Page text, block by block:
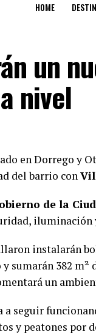
HOME
un
nivel
en Dorrego y
del barrio con
de la
iluminación
instalarán
sumarán 382 m²
un
a seguir
y peatones por